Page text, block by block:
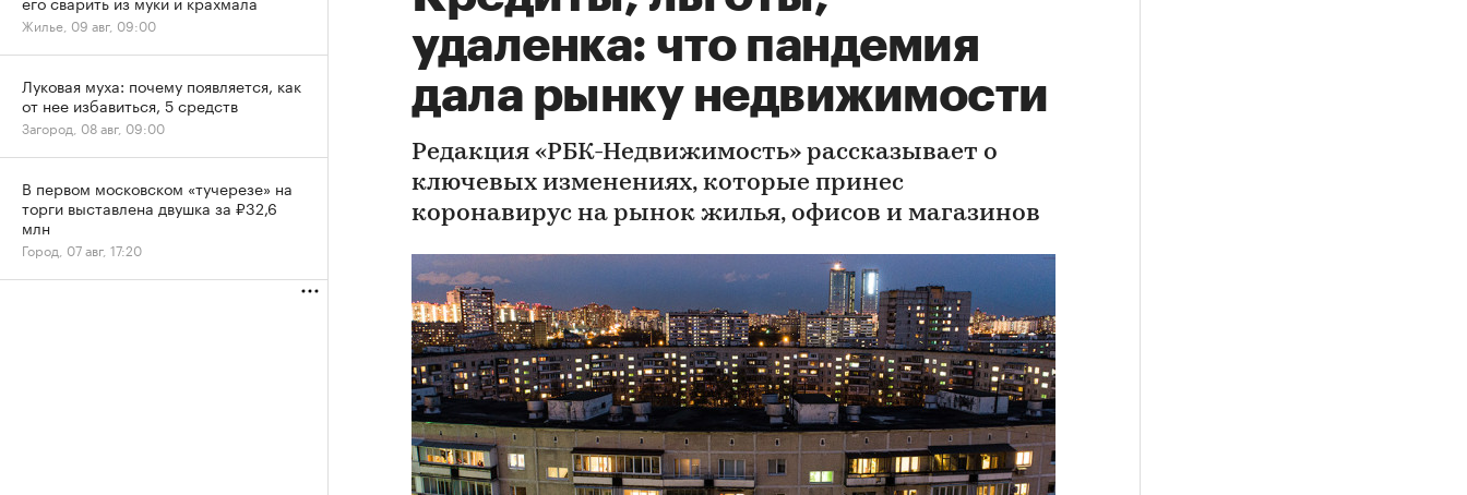
удаленка: что пандемия
дала рынку недвижимости
Редакция «РБК-Недвижимость» рассказывает о
ключевых изменениях, которые принес
коронавирус на рынок жилья, офисов и магазинов
Жилье, 09 авг, 09:00
Луковая муха: почему появляется, как
от нее избавиться, 5 средств
Загород, 08 авг, 09:00
В первом московском «тучерезе» на
торги выставлена двушка за ₽32,6
млн
Город, 07 авг, 17:20